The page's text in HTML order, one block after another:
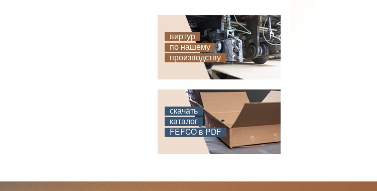
виртур
по нашему
производству
скачать
каталог
FEFCO в PDF